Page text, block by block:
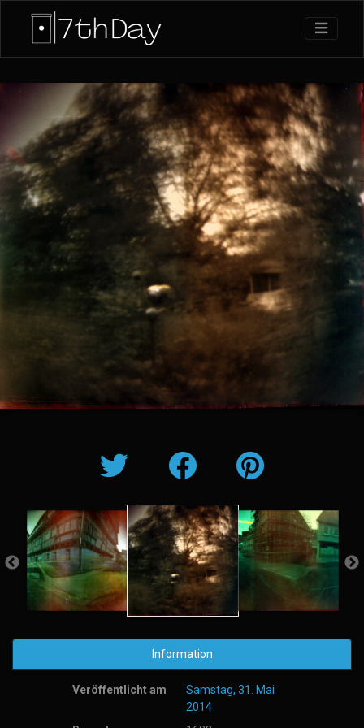
Information
Veröffentlicht am
Samstag, 31. Mai
2014